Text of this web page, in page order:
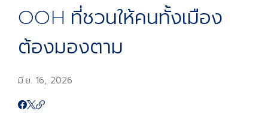
OOH ที่ชวนให้คนทั้งเมือง
ต้องมองตาม
มิ.ย. 16, 2026